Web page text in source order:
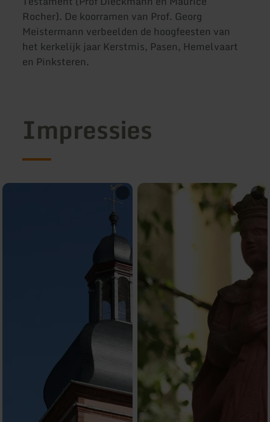
Rocher). De koorramen van Prof. Georg
Meistermann verbeelden de hoogfeesten van
het kerkelijk jaar Kerstmis, Pasen, Hemelvaart
en Pinksteren.
Impressies